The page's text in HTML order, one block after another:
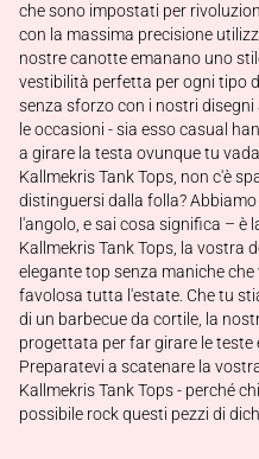
che sono impostati per
con la massima precisione
nostre canotte emanano uno
vestibilità perfetta per ogni tipo
senza sforzo con i nostri
le occasioni - sia esso casual
a girare la testa ovunque tu
Kallmekris Tank Tops, non c'è
distinguersi dalla folla?
l'angolo, e sai cosa significa –
Kallmekris Tank Tops, la vostra
elegante top senza maniche
favolosa tutta l'estate. Che tu
di un barbecue da cortile, la
progettata per far girare le teste
Preparatevi a scatenare la
Kallmekris Tank Tops - perché
possibile rock questi pezzi di